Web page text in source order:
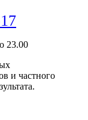
23.00
и частного